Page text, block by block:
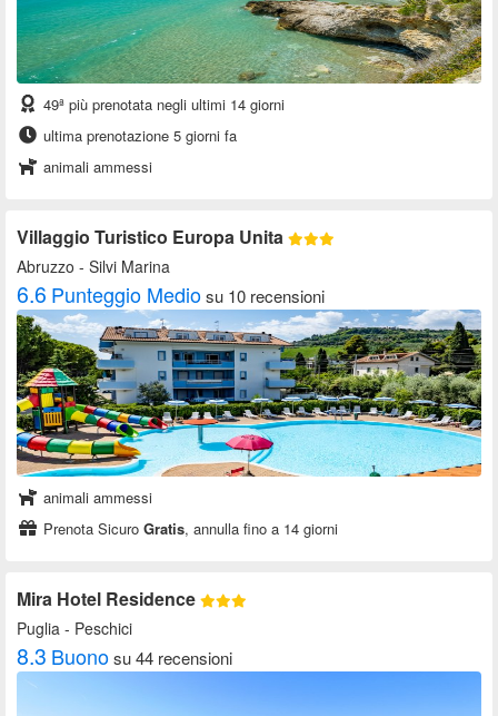
49ª più prenotata negli ultimi 14 giorni
ultima prenotazione 5 giorni fa
animali ammessi
Villaggio Turistico Europa Unita
Abruzzo - Silvi Marina
6.6 Punteggio Mediosu 10 recensioni
animali ammessi
Prenota Sicuro Gratis, annulla fino a 14 giorni
Mira Hotel Residence
Puglia - Peschici
8.3 Buonosu 44 recensioni